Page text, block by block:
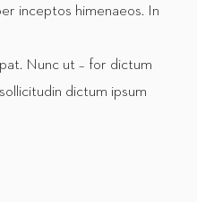
inceptos himenaeos. In
Nunc ut – for dictum
dictum ipsum